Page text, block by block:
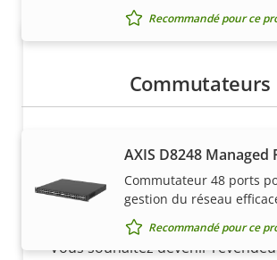
Recommandé pour ce
Commutateurs
AXIS D8248 Managed
Commutateur 48 ports
gestion du réseau
Recommandé pour ce
Vous voulez vendre des
Axis ?
Vous souhaitez devenir